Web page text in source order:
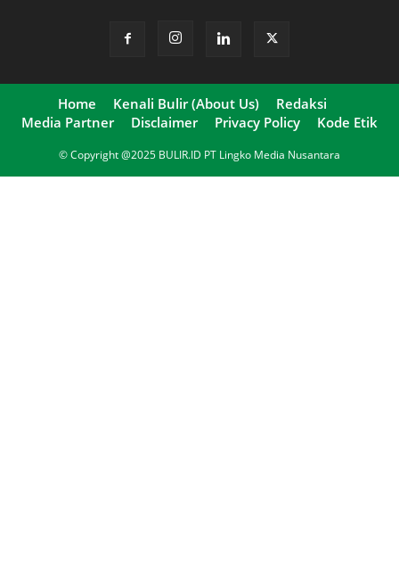
Home Kenali Bulir (About Us)
Redaksi
Media Partner
Disclaimer Privacy Policy Kode Etik
© Copyright @2025 BULIR.ID PT Lingko Media Nusantara